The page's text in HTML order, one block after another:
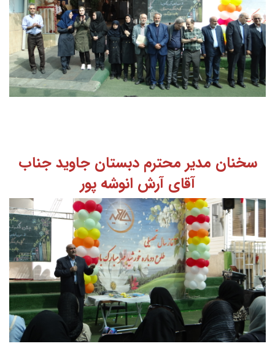
سخنان مدیر محترم دبستان جاوید جناب
آقای آرش انوشه پور